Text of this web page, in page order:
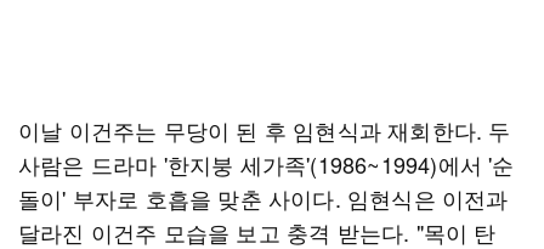
이날 이건주는 무당이 된 후 임현식과 재회한다. 두
사람은 드라마 '한지붕 세가족'(1986~1994)에서 '순
돌이' 부자로 호흡을 맞춘 사이다. 임현식은 이전과
달라진 이건주 모습을 보고 충격 받는다. "목이 탄